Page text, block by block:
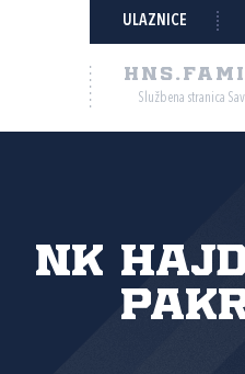
ULAZNICE
Službena stranica
NK